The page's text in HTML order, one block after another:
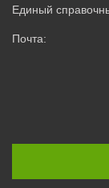
Единый
Почта: